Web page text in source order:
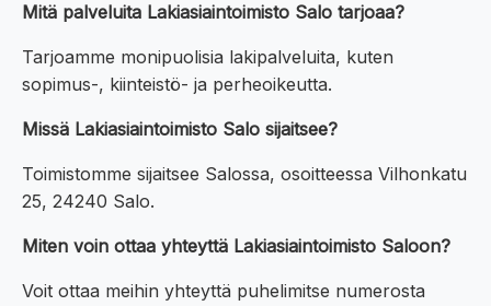
Mitä palveluita Lakiasiaintoimisto Salo tarjoaa?
Tarjoamme monipuolisia lakipalveluita, kuten
sopimus-, kiinteistö- ja perheoikeutta.
Missä Lakiasiaintoimisto Salo sijaitsee?
Toimistomme sijaitsee Salossa, osoitteessa Vilhonkatu
25, 24240 Salo.
Miten voin ottaa yhteyttä Lakiasiaintoimisto Saloon?
Voit ottaa meihin yhteyttä puhelimitse numerosta